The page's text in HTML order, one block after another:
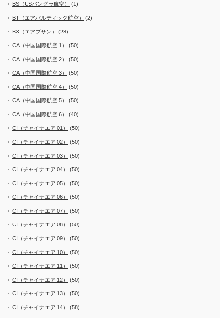
BS（USバングラ航空） (1)
BT（エアバルティック航空） (2)
BX（エアプサン） (28)
CA（中国国際航空 1） (50)
CA（中国国際航空 2） (50)
CA（中国国際航空 3） (50)
CA（中国国際航空 4） (50)
CA（中国国際航空 5） (50)
CA（中国国際航空 6） (40)
CI（チャイナエア 01） (50)
CI（チャイナエア 02） (50)
CI（チャイナエア 03） (50)
CI（チャイナエア 04） (50)
CI（チャイナエア 05） (50)
CI（チャイナエア 06） (50)
CI（チャイナエア 07） (50)
CI（チャイナエア 08） (50)
CI（チャイナエア 09） (50)
CI（チャイナエア 10） (50)
CI（チャイナエア 11） (50)
CI（チャイナエア 12） (50)
CI（チャイナエア 13） (50)
CI（チャイナエア 14） (58)